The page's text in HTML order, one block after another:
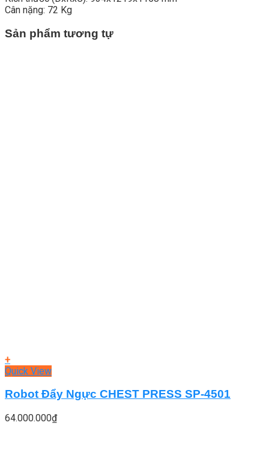
Cân nặng: 72 Kg
Sản phẩm tương tự
+
Quick View
Robot Đẩy Ngực CHEST PRESS SP-4501
64.000.000₫